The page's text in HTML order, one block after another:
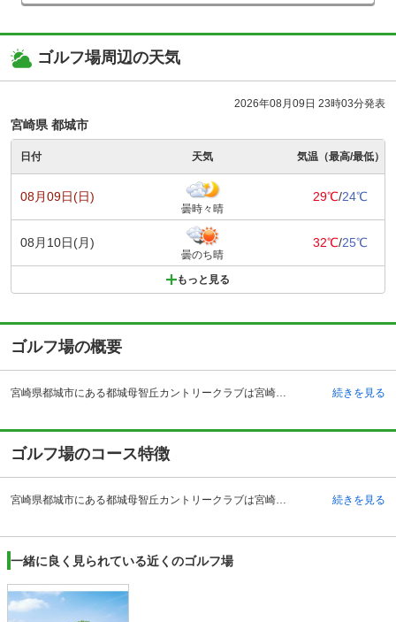
ゴルフ場周辺の天気
2026年08月09日 23時03分発表
宮崎県 都城市
日付 天気 気温（最高/最低）
08月09日(日)
曇時々晴
29℃/24℃
08月10日(月)
曇のち晴
32℃/25℃
もっと見る
ゴルフ場の概要
宮崎県都城市にある都城母智丘カントリークラブは宮崎自動車道・都城インターチェンジより15分、宮崎空港より40分の場所にあるゴルフ場です。このゴルフ場のスローガンは「大自然の絶景 仲間との語らい ゴルフを満喫」と掲げていて大自然の中でのゴルフを名物としています。変化に富んだ多彩なコース、大自然を満喫しながら360度の眺望が楽しめるコースがこのゴルフ場の見所です。最近ではコースの改造に取り組んでいてさらに快適なプレーができるようになります。全組セルフプレーとなっていて乗用カートを使用してのプレーとなります。自然を未だ残したまま西日本一の桜の名所としても大変有名な母智丘・関之尾県立公園の中にあります。また、霊峰高千穂の峰をどのホールからも望むことができる、素晴らしい景観です。 続きを見る
ゴルフ場のコース特徴
宮崎県都城市にある都城母智丘カントリークラブは宮崎自動車道・都城インターチェンジより15分、宮崎空港より40分の場所にあるゴルフ場です。このゴルフ場のスローガンは「大自然の絶景 仲間との語らい ゴルフを満喫」と掲げていて大自然の中でのゴルフを名物としています。変化に富んだ多彩なコース、大自然を満喫しながら360度の眺望が楽しめるコースがこのゴルフ場の見所です。最近ではコースの改造に取り組んでいてさらに快適なプレーができるようになります。全組セルフプレーとなっていて乗用カートを使用してのプレーとなります。自然を未だ残したまま西日本一の桜の名所としても大変有名な母智丘・関之尾県立公園の中にあります。また、霊峰高千穂の峰をどのホールからも望むことができる、素晴らしい景観です。 続きを見る
一緒に良く見られている近くのゴルフ場